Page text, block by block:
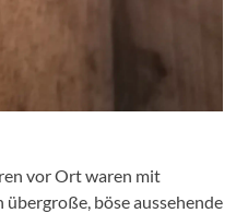
vor Ort waren mit
böse aussehende